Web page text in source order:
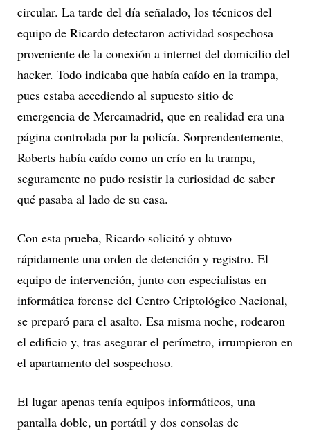
circular. La tarde del día señalado, los técnicos del
equipo de Ricardo detectaron actividad sospechosa
proveniente de la conexión a internet del domicilio del
hacker. Todo indicaba que había caído en la trampa,
pues estaba accediendo al supuesto sitio de
emergencia de Mercamadrid, que en realidad era una
página controlada por la policía. Sorprendentemente,
Roberts había caído como un crío en la trampa,
seguramente no pudo resistir la curiosidad de saber
qué pasaba al lado de su casa.
Con esta prueba, Ricardo solicitó y obtuvo
rápidamente una orden de detención y registro. El
equipo de intervención, junto con especialistas en
informática forense del Centro Criptológico Nacional,
se preparó para el asalto. Esa misma noche, rodearon
el edificio y, tras asegurar el perímetro, irrumpieron en
el apartamento del sospechoso.
El lugar apenas tenía equipos informáticos, una
pantalla doble, un portátil y dos consolas de